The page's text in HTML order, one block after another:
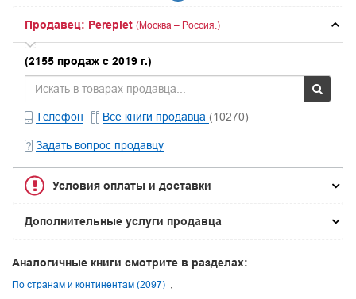
Продавец: Pereplet (Москва – Россия.)
(2155 продаж с 2019 г.)
Телефон Все книги продавца (10270)
Задать вопрос продавцу
Условия оплаты и доставки
Дополнительные услуги продавца
Аналогичные книги смотрите в разделах:
По странам и континентам (2097)